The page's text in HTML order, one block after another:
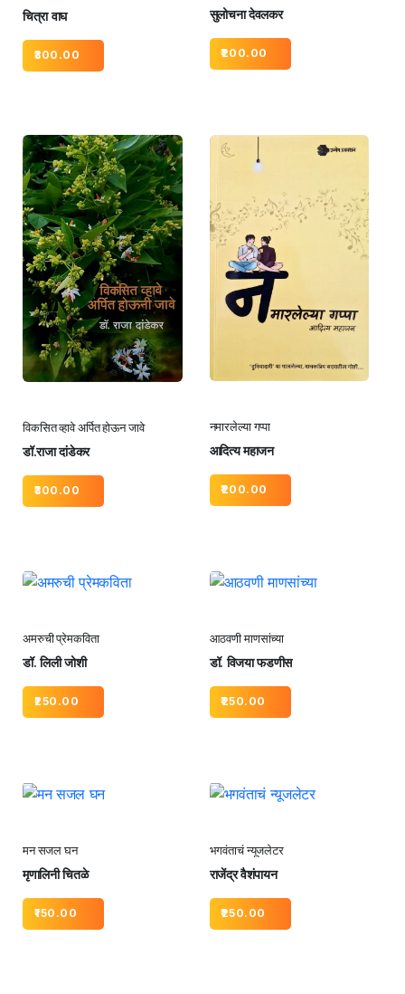
चित्रा वाघ
300.00
सुलोचना देवलकर
200.00
विकसित व्हावे अर्पित होऊन जावे
डॉ.राजा दांडेकर
300.00
नमारलेल्या गप्पा
आदित्य महाजन
200.00
अमरुची प्रेमकविता
डॉ. लिली जोशी
250.00
आठवणी माणसांच्या
डॉ. विजया फडणीस
250.00
मन सजल घन
मृणालिनी चितळे
150.00
भगवंताचं न्यूजलेटर
राजेंद्र वैशंपायन
250.00